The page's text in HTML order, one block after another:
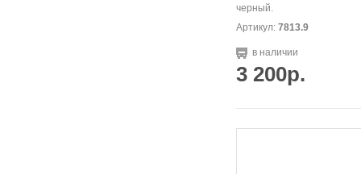
черный.
Артикул: 7813.9
в наличии
3 200р.